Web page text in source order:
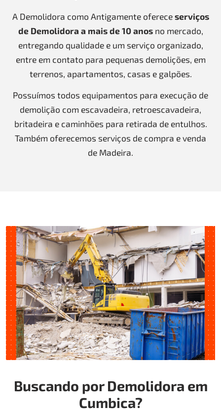
A Demolidora como Antigamente ofereceserviços
de Demolidora a mais de 10 anosno mercado,
entregando qualidade e um serviço organizado,
entre em contato para pequenas demolições, em
terrenos, apartamentos, casas e galpões.
Possuímos todos equipamentos para execução de
demolição com escavadeira, retroescavadeira,
britadeira e caminhões para retirada de entulhos.
Também oferecemos serviços de compra e venda
de Madeira.
Buscando por Demolidora em
Cumbica?